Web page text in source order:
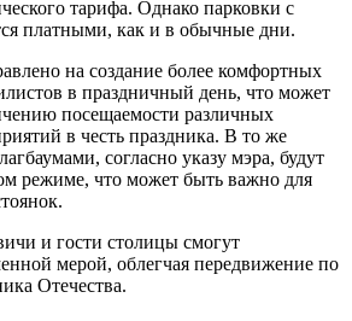
тарифа. Однако парковки с
платными, как и в обычные дни.
на создание более комфортных
в праздничный день, что может
посещаемости различных
в честь праздника. В то же
согласно указу мэра, будут
режиме, что может быть важно для
и гости столицы смогут
мерой, облегчая передвижение по
Отечества.